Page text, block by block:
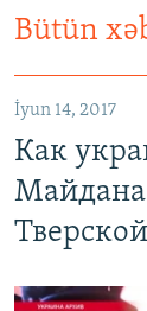
Bütün
İyun 14, 2017
Как
Тверской